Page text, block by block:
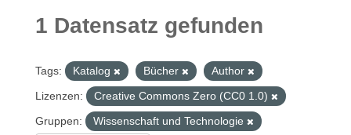
1 Datensatz gefunden
Tags: Katalog Bücher
Author
Lizenzen:
Creative Commons Zero (CC0 1.0)
Gruppen:
Wissenschaft und Technologie